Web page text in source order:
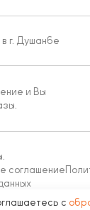
г. Душанбе
и Вы
соглашение
с